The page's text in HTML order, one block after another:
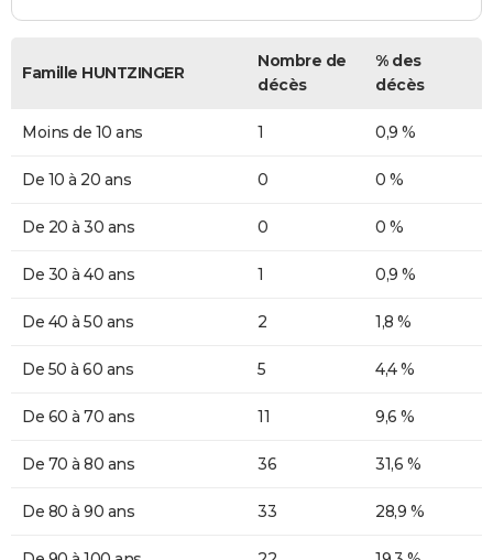
Famille HUNTZINGER
Nombre de
décès
% des
décès
Moins de 10 ans 1 0,9 %
De 10 à 20 ans 0 0 %
De 20 à 30 ans 0 0 %
De 30 à 40 ans 1 0,9 %
De 40 à 50 ans 2 1,8 %
De 50 à 60 ans 5 4,4 %
De 60 à 70 ans 11 9,6 %
De 70 à 80 ans 36 31,6 %
De 80 à 90 ans 33 28,9 %